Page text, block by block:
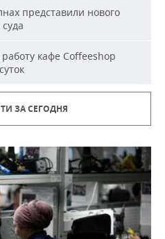
представили нового
кафе Coffeeshop
ЗА СЕГОДНЯ